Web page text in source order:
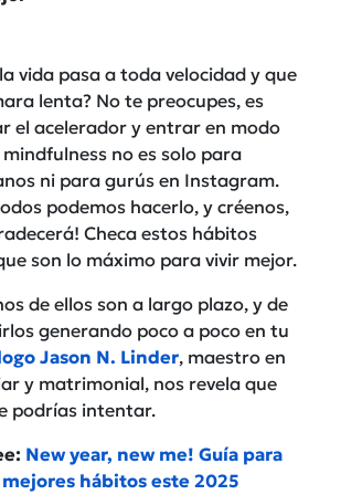
vida pasa a toda velocidad y que
lenta? No te preocupes, es
el acelerador y entrar en modo
mindfulness no es solo para
ni para gurús en Instagram.
podemos hacerlo, y créenos,
Checa estos hábitos
son lo máximo para vivir mejor.
de ellos son a largo plazo, y de
generando poco a poco en tu
Jason N. Linder, maestro en
y matrimonial, nos revela que
podrías intentar.
New year, new me! Guía para
hábitos este 2025